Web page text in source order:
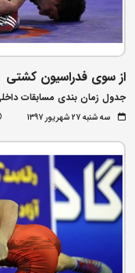
از سوی فدراسیون کشتی
جدول زمان بندی مسابقات داخلی
سه شنبه ۲۷ شهریور ۱۳۹۷